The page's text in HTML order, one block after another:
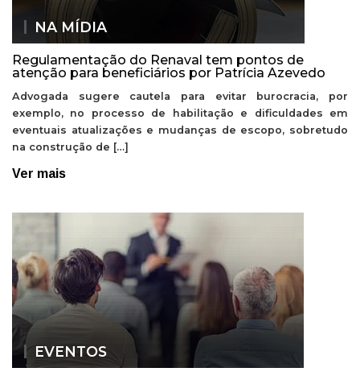
NA MÍDIA
Regulamentação do Renaval tem pontos de
atenção para beneficiários por Patrícia Azevedo
Advogada sugere cautela para evitar burocracia, por
exemplo, no processo de habilitação e dificuldades em
eventuais atualizações e mudanças de escopo, sobretudo
na construção de […]
Ver mais
EVENTOS